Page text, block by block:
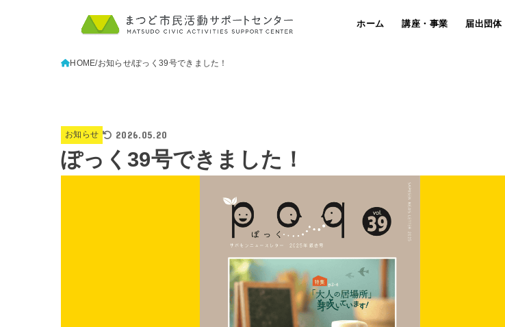
ホーム 講座・事業 届出団体
HOME お知らせ ぽっく39号できました！
お知らせ 2026.05.20
ぽっく39号できました！